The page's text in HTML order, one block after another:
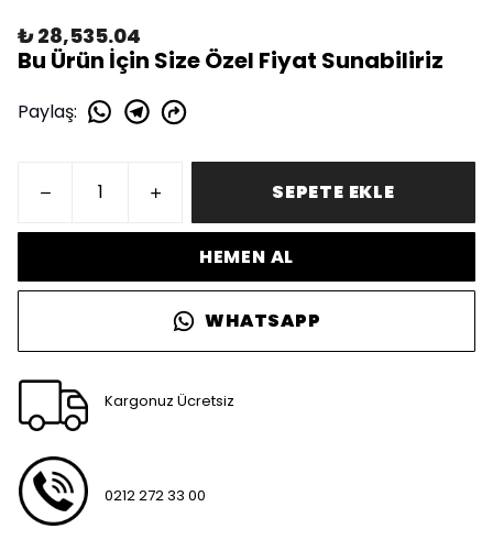
₺ 28,535.04
Bu Ürün İçin Size Özel Fiyat Sunabiliriz
Paylaş:
SEPETE EKLE
HEMEN AL
WHATSAPP
Kargonuz Ücretsiz
0212 272 33 00